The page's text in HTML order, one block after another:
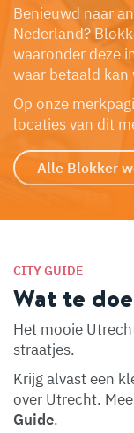
Benieuwd naar
Nederland?
waaronder deze
waar betaald
Op onze
locaties van dit
Alle Blokker
CITY GUIDE
Wat te
Het mooie
straatjes.
Krijg alvast een
over Utrecht.
Guide.